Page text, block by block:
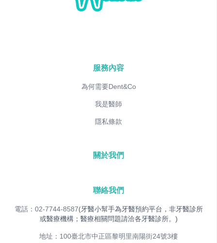
服務內容
為何需要Dent&Co
我是醫師
隱私條款
關於我們
聯絡我們
電話：02-7744-8587(牙醫小幫手為牙醫預約平台，非牙醫診所
或醫療機構；醫療相關問題請洽各牙醫診所。)
地址：100臺北市中正區黎明里南陽街24號3樓